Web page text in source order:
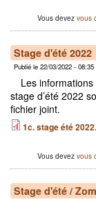
Vous devezvous
Stage d'été 2022
Publié le 22/03/2022 -
Les
stage d’été 2022
fichier joint.
1c. stage été
Vous devezvous
Stage d'été /